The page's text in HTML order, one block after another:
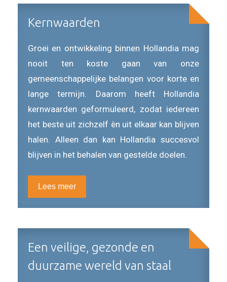
Kernwaarden
Groei en ontwikkeling binnen Hollandia mag
nooit ten koste gaan van onze
gemeenschappelijke belangen voor korte en
lange termijn. Daarom heeft Hollandia
kernwaarden geformuleerd, zodat iedereen
het beste uit zichzelf èn uit elkaar kan blijven
halen. Alleen dan kan Hollandia succesvol
blijven in het behalen van gestelde doelen.
Lees meer
Een veilige, gezonde en
duurzame wereld van staal